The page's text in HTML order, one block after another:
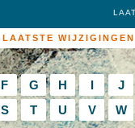
LAATSTE WIJZIGINGEN
F G H I J
S T U V W